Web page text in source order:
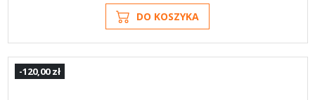
DO KOSZYKA
-120,00 zł